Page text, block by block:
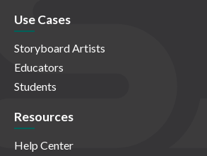
Use Cases
Storyboard Artists
Educators
Students
Resources
Help Center